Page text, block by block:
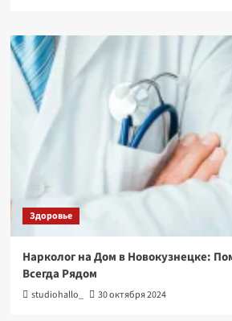
Здоровье
Нарколог на Дом в Новокузнецке:
Всегда Рядом
studiohallo_ 30 октября 2024